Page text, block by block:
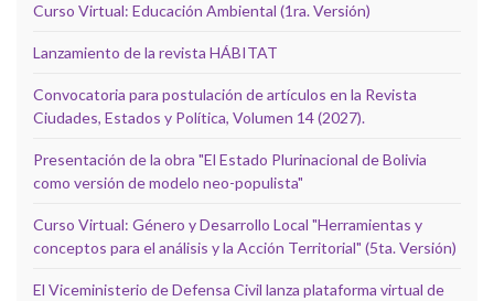
Curso Virtual: Educación Ambiental (1ra. Versión)
Lanzamiento de la revista HÁBITAT
Convocatoria para postulación de artículos en la Revista
Ciudades, Estados y Política, Volumen 14 (2027).
Presentación de la obra "El Estado Plurinacional de Bolivia
como versión de modelo neo-populista"
Curso Virtual: Género y Desarrollo Local "Herramientas y
conceptos para el análisis y la Acción Territorial" (5ta. Versión)
El Viceministerio de Defensa Civil lanza plataforma virtual de